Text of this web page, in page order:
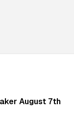
August 7th